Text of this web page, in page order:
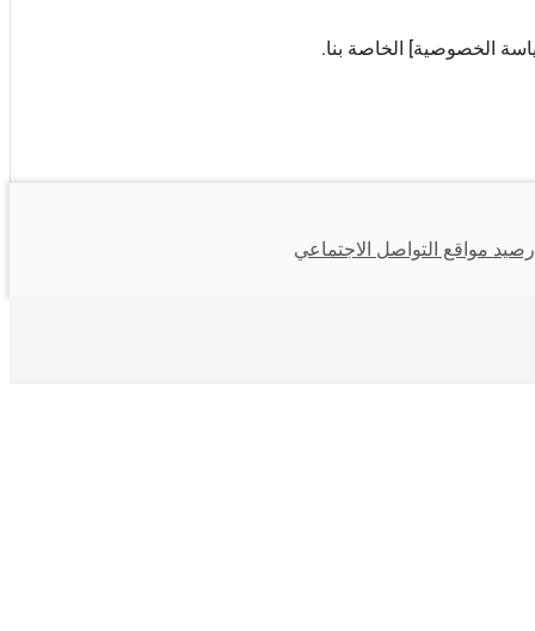
الخصوصية] الخاصة بنا.
رصيد مواقع التواصل الاجتماعي